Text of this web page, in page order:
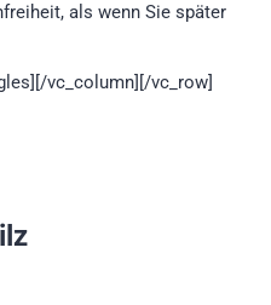
als wenn Sie später
vc_column][/vc_row]